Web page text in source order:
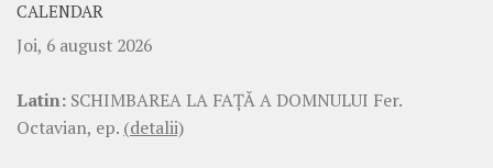
CALENDAR
Joi, 6 august 2026
Latin: SCHIMBAREA LA FAŢĂ A DOMNULUI Fer.
Octavian, ep. (detalii)